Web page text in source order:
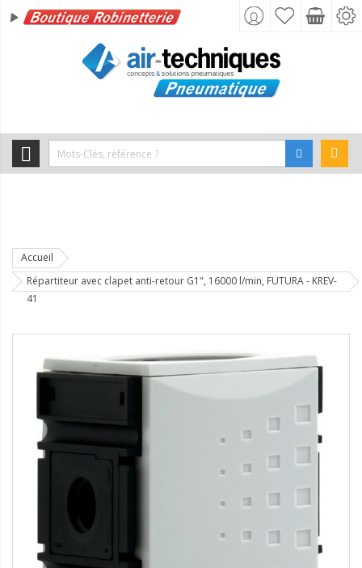
Accueil
Répartiteur avec clapet anti-retour G1", 16000 l/min, FUTURA - KREV-
41